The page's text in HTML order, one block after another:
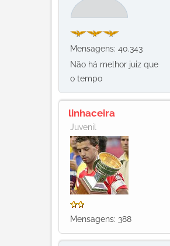
Mensagens: 40.343
Não há melhor juiz que
o tempo
linhaceira
Juvenil
Mensagens: 388